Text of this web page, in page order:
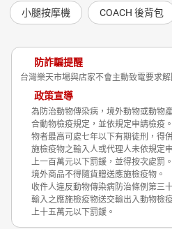
小腿按摩機 COACH 後背包
防詐騙提醒
台灣樂天市場與店家不會主動致電要求
政策宣導
為防治動物傳染病，境外動物或動物
合動物檢疫規定，並依規定申請檢疫
物者最高可處七年以下有期徒刑，得
施檢疫物之輸入人或代理人未依規定
上一百萬元以下罰鍰，並得按次處罰。
境外商品不得隨貨贈送應施檢疫物。
收件人違反動物傳染病防治條例第三
輸入之應施檢疫物送交輸出入動物檢
上十五萬元以下罰鍰。